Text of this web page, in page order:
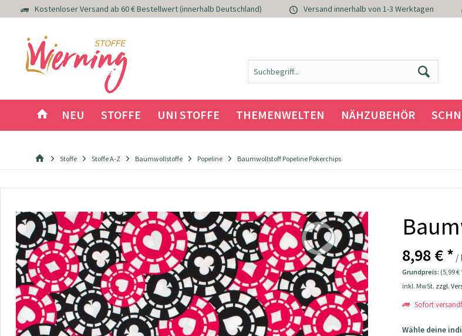
Kostenloser Versand ab 60 € Bestellwert (innerhalb Deutschland) Versand innerhalb von 1-3 Werktagen
NEU STOFFE UNI STOFFE THEMENWELTEN NÄHZUBEHÖR
Stoffe Stoffe A-Z Baumwollstoffe Popeline Baumwollstoff Popeline Pokerchips
8,98 € * /
Grundpreis: (5,99 €
inkl. MwSt. zzgl.
Sofort
Wähle deine